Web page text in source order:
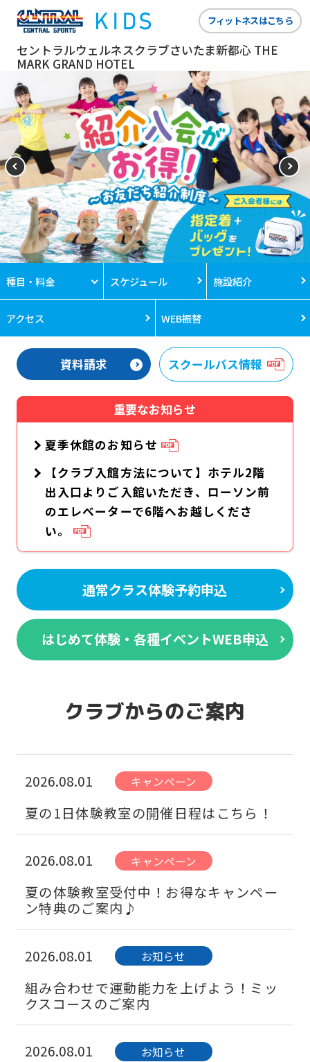
セントラルウェルネスクラブさいたま新都心 THE
MARK GRAND HOTEL
フィットネスはこちら
種目・料金 スケジュール 施設紹介
アクセス WEB振替
資料請求 スクールバス情報
重要なお知らせ
夏季休館のお知らせ
【クラブ入館方法について】ホテル2階
出入口よりご入館いただき、ローソン前
のエレベーターで6階へお越しくださ
い。
通常クラス体験予約申込
はじめて体験・各種イベントWEB申込
クラブからのご案内
2026.08.01 キャンペーン
夏の1日体験教室の開催日程はこちら！
2026.08.01 キャンペーン
夏の体験教室受付中！お得なキャンペー
ン特典のご案内♪
2026.08.01 お知らせ
組み合わせで運動能力を上げよう！ミッ
クスコースのご案内
2026.08.01 お知らせ